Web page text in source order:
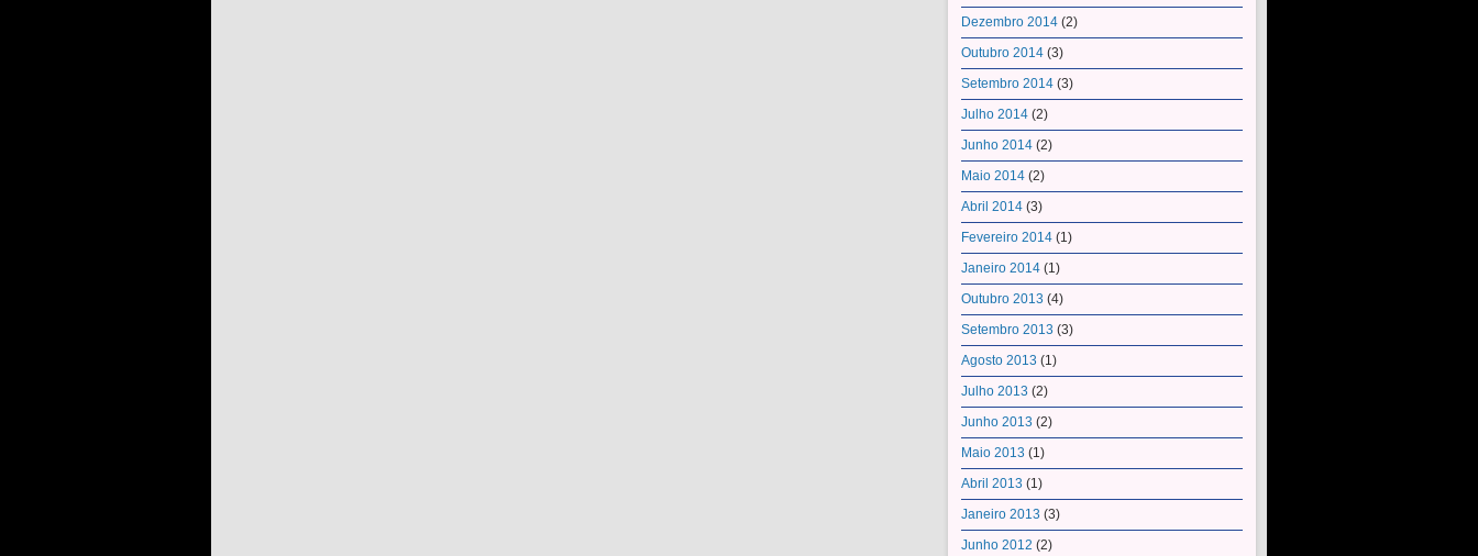
Dezembro 2014 (2)
Outubro 2014 (3)
Setembro 2014 (3)
Julho 2014 (2)
Junho 2014 (2)
Maio 2014 (2)
Abril 2014 (3)
Fevereiro 2014 (1)
Janeiro 2014 (1)
Outubro 2013 (4)
Setembro 2013 (3)
Agosto 2013 (1)
Julho 2013 (2)
Junho 2013 (2)
Maio 2013 (1)
Abril 2013 (1)
Janeiro 2013 (3)
Junho 2012 (2)